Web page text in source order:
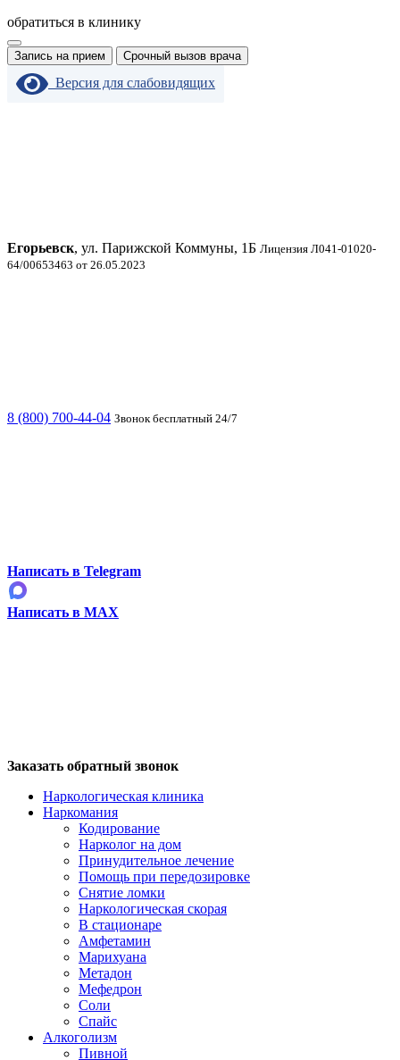
обратиться в клинику
Запись на прием Срочный вызов врача
Версия для слабовидящих
Егорьевск, ул. Парижской Коммуны, 1Б Лицензия Л041-01020-
64/00653463 от 26.05.2023
8 (800) 700-44-04 Звонок бесплатный 24/7
Написать в Telegram
Написать в MAX
Заказать обратный звонок
Наркологическая клиника
Наркомания
Кодирование
Нарколог на дом
Принудительное лечение
Помощь при передозировке
Снятие ломки
Наркологическая скорая
В стационаре
Амфетамин
Марихуана
Метадон
Мефедрон
Соли
Спайс
Алкоголизм
Пивной